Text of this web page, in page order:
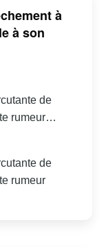
à
à son
de
rumeur…
de
rumeur